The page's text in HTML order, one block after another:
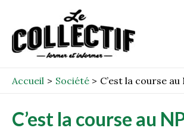
contenu
Accueil Société C’est la course au
C’est la course au
navigation